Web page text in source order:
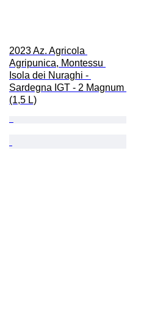
2023 Az. Agricola
Agripunica, Montessu
Isola dei Nuraghi -
Sardegna IGT - 2 Magnum
(1,5 L)